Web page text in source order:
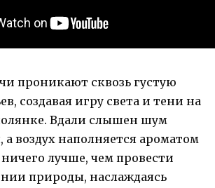
проникают сквозь густую
создавая игру света и тени на
Вдали слышен шум
а воздух наполняется ароматом
лучше, чем провести
природы, наслаждаясь